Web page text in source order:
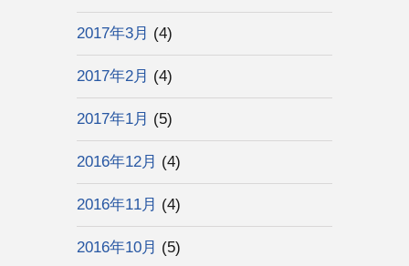
2017年3月 (4)
2017年2月 (4)
2017年1月 (5)
2016年12月 (4)
2016年11月 (4)
2016年10月 (5)